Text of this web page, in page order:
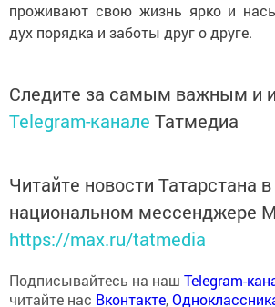
проживают свою жизнь ярко и
дух порядка и заботы друг о друге.
Следите за самым важным и
Telegram-канале Татмедиа
Читайте новости Татарстана в
национальном мессенджере
https://max.ru/tatmedia
Подписывайтесь на наш Telegram-
читайте нас Вконтакте,